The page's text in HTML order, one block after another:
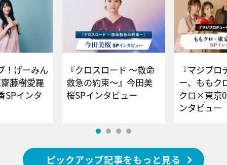
！げーみん
藤樹愛羅
SPインタ
『クロスロード ～救命
救急の約束～』今田美
桜SPインタビュー
『マジプロ
ー、ももク
クロ×東京
ンタビュー
ピックアップ記事をもっと見る